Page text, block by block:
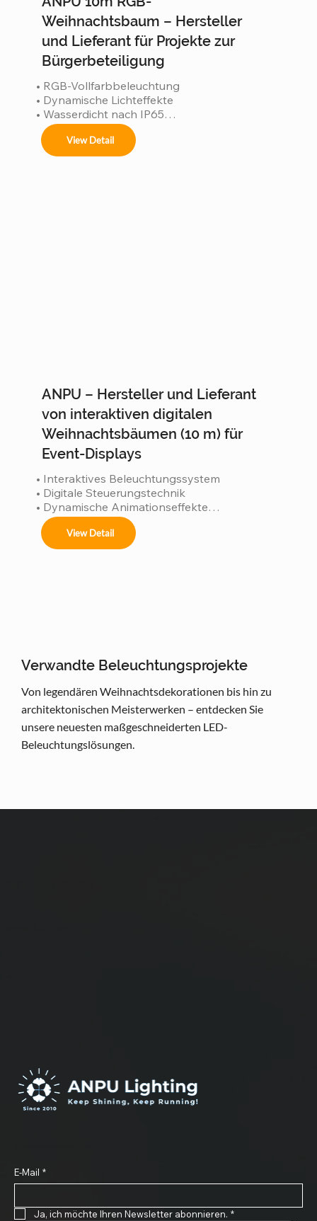
Weihnachtsbaum – Hersteller
und Lieferant für Projekte zur
Bürgerbeteiligung
• RGB-Vollfarbbeleuchtung
• Dynamische Lichteffekte
• Wasserdicht nach IP65
• Robuste Konstruktion
• ISO 9001-zertifizierte Fertigung
View Detail
ANPU – Hersteller und Lieferant
von interaktiven digitalen
Weihnachtsbäumen (10 m) für
Event-Displays
• Interaktives Beleuchtungssystem
• Digitale Steuerungstechnik
• Dynamische Animationseffekte
• Wasserdicht gemäß IP65
• ISO 9001-zertifiziertes Werk
View Detail
Verwandte Beleuchtungsprojekte
Von legendären Weihnachtsdekorationen bis hin zu
architektonischen Meisterwerken – entdecken Sie
unsere neuesten maßgeschneiderten LED-
Beleuchtungslösungen.
E-Mail *
Ja, ich möchte Ihren Newsletter abonnieren. *